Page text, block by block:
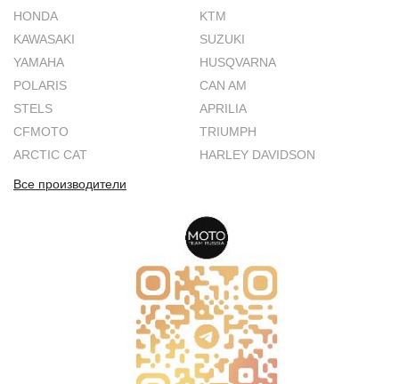
HONDA
KTM
KAWASAKI
SUZUKI
YAMAHA
HUSQVARNA
POLARIS
CAN AM
STELS
APRILIA
CFMOTO
TRIUMPH
ARCTIC CAT
HARLEY DAVIDSON
Все производители